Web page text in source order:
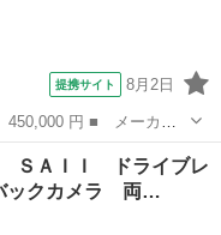
提携サイト 8月2日
レード名： Ｘ Ｓ
ートスイッチ 電子カ
ＳＡＩＩ ドライブレ
ックカメラ 両…